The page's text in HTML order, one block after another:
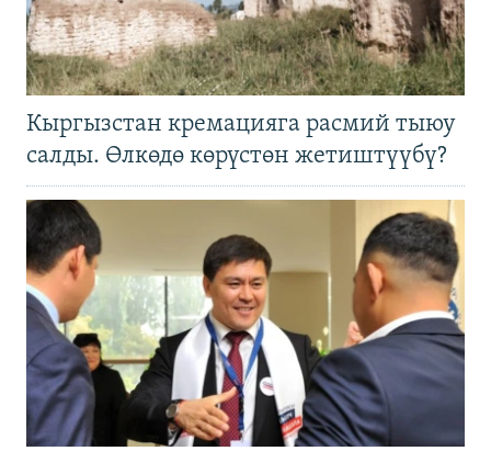
Кыргызстан кремацияга расмий тыюу
салды. Өлкөдө көрүстөн жетиштүүбү?